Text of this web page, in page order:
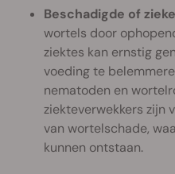
Beschadigde of
wortels door
ziektes kan ernstig
voeding te
nematoden en
ziekteverwekkers zijn
van wortelschade,
kunnen ontstaan.